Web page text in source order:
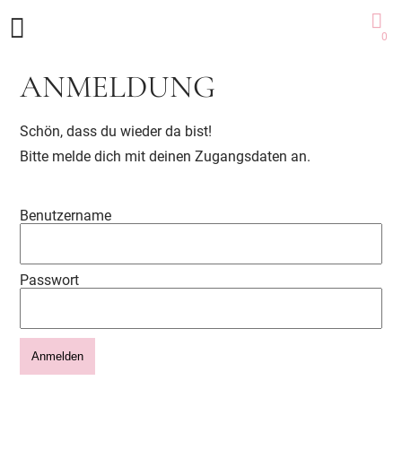
0
ANMELDUNG
Schön, dass du wieder da bist!
Bitte melde dich mit deinen Zugangsdaten an.
Benutzername
Passwort
Anmelden